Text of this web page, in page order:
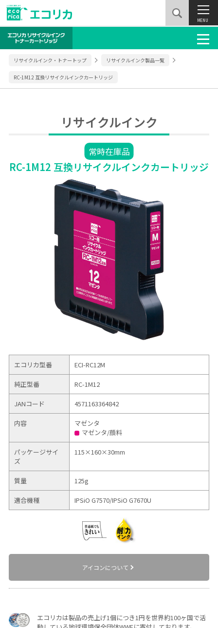
MENU
リサイクルインク・トナートップ リサイクルインク製品一覧
RC-1M12 互換リサイクルインクカートリッジ
リサイクルインク
常時在庫品
RC-1M12 互換リサイクルインクカートリッジ
エコリカ型番 ECI-RC12M
純正型番 RC-1M12
JANコード 4571163364842
内容
マゼンタ
マゼンタ/顔料
パッケージサイ
ズ
115×160×30mm
質量 125g
適合機種 IPSiO G7570/IPSiO G7670U
アイコンについて
エコリカは製品の売上げ1個につき1円を世界約100ヶ国で活